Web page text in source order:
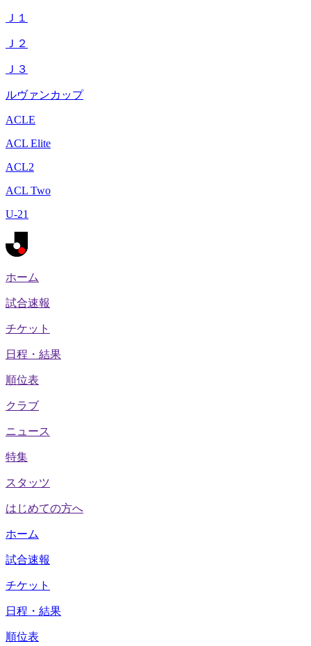
Ｊ１
Ｊ２
Ｊ３
ルヴァンカップ
ACLE
ACL Elite
ACL2
ACL Two
U-21
ホーム
試合速報
チケット
日程・結果
順位表
クラブ
ニュース
特集
スタッツ
はじめての方へ
ホーム
試合速報
チケット
日程・結果
順位表